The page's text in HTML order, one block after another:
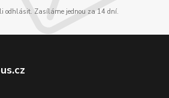
odhlásit. Zasíláme jednou za 14 dní.